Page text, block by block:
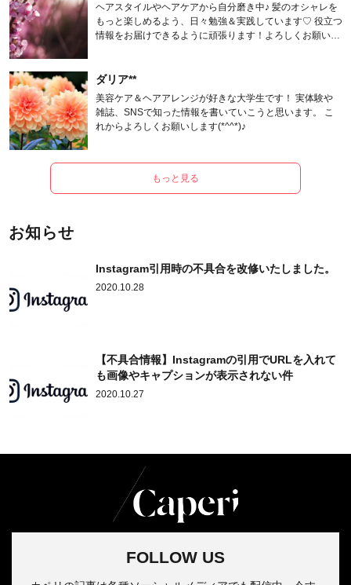
ヘアスタイルやヘアケアから自分磨き中♪ 髪のオシャレを
もっと楽しめるよう、日々勉強＆実践しています♡ 役立つ
情報をお届けできるように頑張ります！よろしくお願いし
ダリア**
美容ケア＆ヘアアレンジが好きな大学生です！ 実体験や
雑誌、SNSで知った情報を書いていこうと思います。 こ
れからよろしくお願いします(*^^*)♪
もっと見る
お知らせ
Instagram引用時の不具合を改修いたしました。
2020.10.28
【不具合情報】Instagramの引用でURLを入れて
も画像やキャプションが表示されない件
2020.10.27
FOLLOW US